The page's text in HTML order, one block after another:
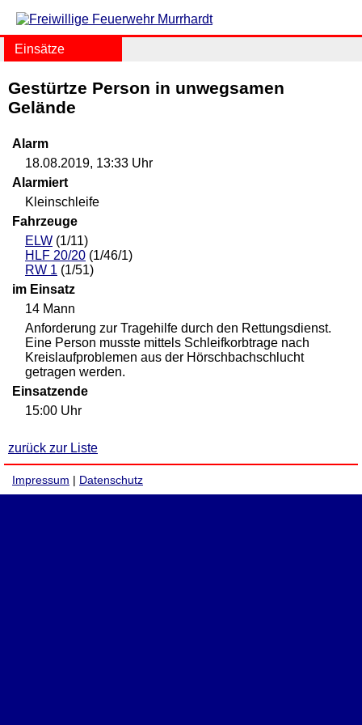
Einsätze
Gestürtze Person in unwegsamen
Gelände
Alarm
18.08.2019, 13:33 Uhr
Alarmiert
Kleinschleife
Fahrzeuge
ELW (1/11)
HLF 20/20 (1/46/1)
RW 1 (1/51)
im Einsatz
14 Mann
Anforderung zur Tragehilfe durch den Rettungsdienst.
Eine Person musste mittels Schleifkorbtrage nach
Kreislaufproblemen aus der Hörschbachschlucht
getragen werden.
Einsatzende
15:00 Uhr
zurück zur Liste
Impressum | Datenschutz